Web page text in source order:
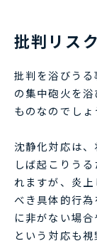
批判リス
批判を浴びう
の集中砲火を
ものなのでしょ
沈静化対応は
しば起こりう
れますが、炎
べき具体的行
に非がない場
という対応も